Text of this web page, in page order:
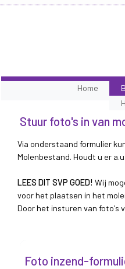
Home
Stuur foto's in van
Via onderstaand formulier
Molenbestand. Houdt u er
LEES DIT SVP GOED! Wij
voor het plaatsen in het
Door het insturen van foto's
Foto inzend-